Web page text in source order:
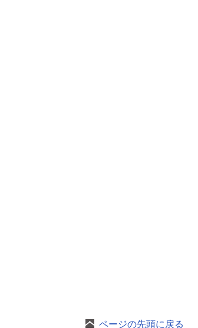
ページの先頭に戻る